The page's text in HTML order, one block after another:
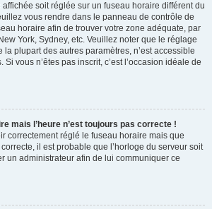
affichée soit réglée sur un fuseau horaire différent du
vous rendre dans le panneau de contrôle de
horaire afin de trouver votre zone adéquate, par
York, Sydney, etc. Veuillez noter que le réglage
la plupart des autres paramètres, n’est accessible
Si vous n’êtes pas inscrit, c’est l’occasion idéale de
mais l’heure n’est toujours pas correcte !
correctement réglé le fuseau horaire mais que
correcte, il est probable que l’horloge du serveur soit
un administrateur afin de lui communiquer ce